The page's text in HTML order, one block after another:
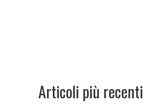
Articoli più recenti